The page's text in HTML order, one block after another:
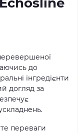
до
інгредієнти
догляд за
переваги